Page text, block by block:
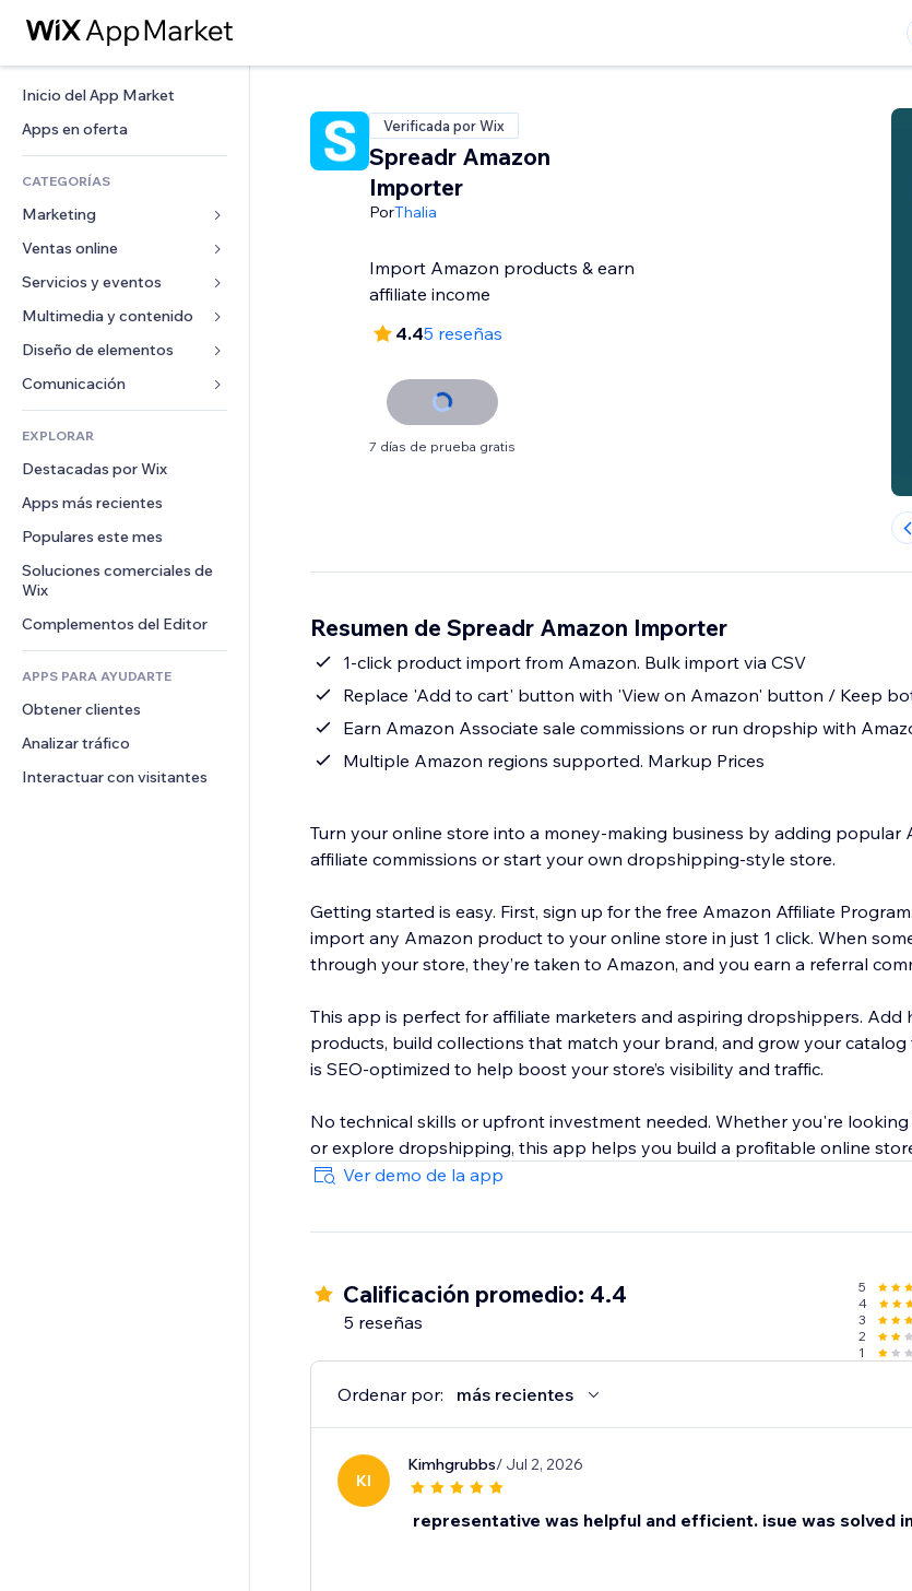
Inicio del App Market
Apps en oferta
CATEGORÍAS
Marketing
Anuncios
Móvil
Analíticas
Anuncios del sitio
Email
Ventas online
Apps para tiendas
Envíos y entregas
Botones de venta
Contabilidad
Cupones y fidelización
Almacenamiento de mercancía
Crowdfunding
Alimentos y bebidas
Servicios y eventos
Hoteles
Eventos
Restaurantes
Inmobiliarias
Reservas
Multimedia y contenido
Galerías
Música
Pódcast
Fotografía
Video
PDF
Compartir archivos
Noticias
Servicios de contenido
Efectos de texto
Diseño de elementos
Mapas y navegación
Privacidad y seguridad
Reloj
Plantillas para páginas
Efectos de imágenes
Botones y menús
Banners e insignias
Calculadoras
Buscar
Formularios
Encuestas
Chat
Comentarios
Teléfono
Comunidad
Reseñas y testimonios
EXPLORAR
Destacadas por Wix
Apps más recientes
Populares este mes
Soluciones comerciales de
Wix
Complementos del Editor
APPS PARA AYUDARTE
Obtener clientes
Analizar tráfico
Interactuar con visitantes
Verificada por Wix
Spreadr Amazon
Importer
PorThalia
Import Amazon products & earn
affiliate income
4.45 reseñas
7 días de prueba gratis
Resumen de Spreadr Amazon Importer
1-click product import from Amazon. Bulk import via CSV
Replace 'Add to cart' button with 'View on Amazon' button / Keep
Earn Amazon Associate sale commissions or run dropship with
Multiple Amazon regions supported. Markup Prices
Turn your online store into a money-making business by adding
affiliate commissions or start your own dropshipping-style store.
Getting started is easy. First, sign up for the free Amazon Affiliate
import any Amazon product to your online store in just 1 click. When
through your store, they’re taken to Amazon, and you earn a referral
This app is perfect for affiliate marketers and aspiring dropshippers. Add
products, build collections that match your brand, and grow your
is SEO-optimized to help boost your store’s visibility and traffic.
No technical skills or upfront investment needed. Whether you're
or explore dropshipping, this app helps you build a profitable online
Ver demo de la app
Calificación promedio: 4.4
5 reseñas
5
4
3
2
1
Ordenar por: más recientes
KI
Kimhgrubbs/ Jul 2, 2026
representative was helpful and efficient. isue was solved